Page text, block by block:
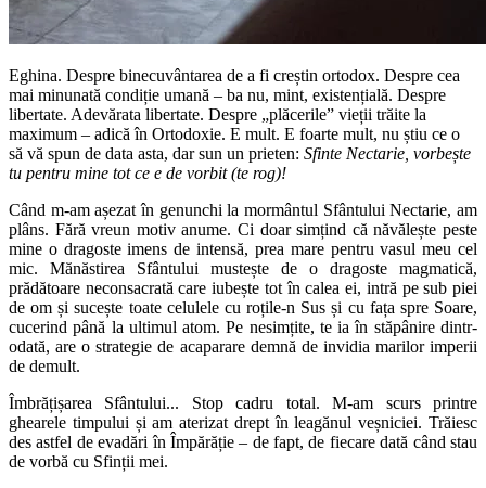
Eghina. Despre binecuvântarea de a fi creștin ortodox. Despre cea
mai minunată condiție umană – ba nu, mint, existențială. Despre
libertate. Adevărata libertate. Despre „plăcerile” vieții trăite la
maximum – adică în Ortodoxie. E mult. E foarte mult, nu știu ce o
să vă spun de data asta, dar sun un prieten: Sfinte Nectarie, vorbește
tu pentru mine tot ce e de vorbit (te rog)!
Când m-am așezat în genunchi la mormântul Sfântului Nectarie, am
plâns. Fără vreun motiv anume. Ci doar simțind că năvălește peste
mine o dragoste imens de intensă, prea mare pentru vasul meu cel
mic. Mănăstirea Sfântului mustește de o dragoste magmatică,
prădătoare neconsacrată care iubește tot în calea ei, intră pe sub piei
de om și sucește toate celulele cu roțile-n Sus și cu fața spre Soare,
cucerind până la ultimul atom. Pe nesimțite, te ia în stăpânire dintr-
odată, are o strategie de acaparare demnă de invidia marilor imperii
de demult.
Îmbrățișarea Sfântului... Stop cadru total. M-am scurs printre
ghearele timpului și am aterizat drept în leagănul veșniciei. Trăiesc
des astfel de evadări în Împărăție – de fapt, de fiecare dată când stau
de vorbă cu Sfinții mei.